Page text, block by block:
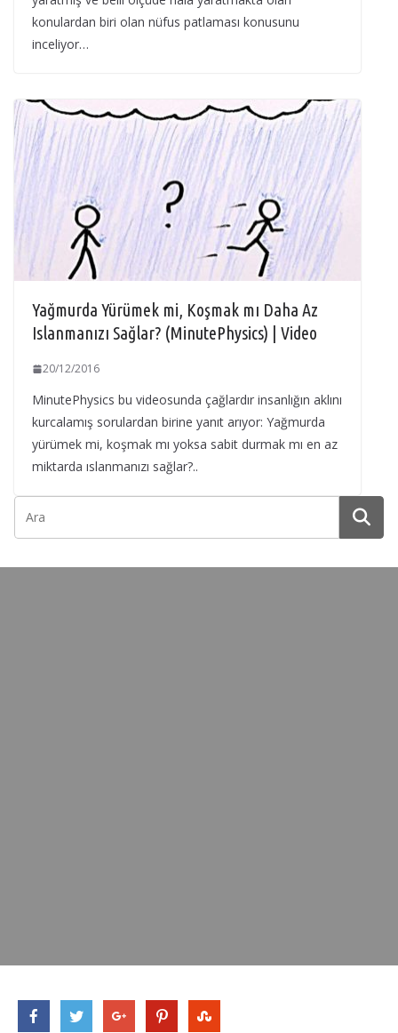
konulardan biri olan nüfus patlaması konusunu
inceliyor…
Yağmurda Yürümek mi, Koşmak mı Daha Az
Islanmanızı Sağlar? (MinutePhysics) | Video
20/12/2016
MinutePhysics bu videosunda çağlardır insanlığın aklını
kurcalamış sorulardan birine yanıt arıyor: Yağmurda
yürümek mi, koşmak mı yoksa sabit durmak mı en az
miktarda ıslanmanızı sağlar?..